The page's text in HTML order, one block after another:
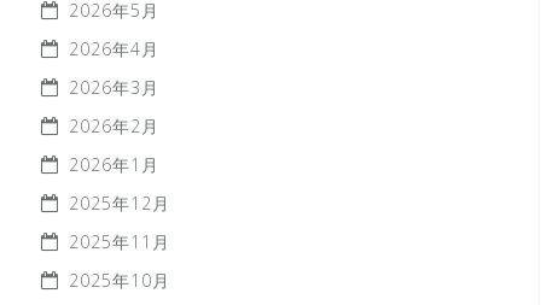
2026年5月
2026年4月
2026年3月
2026年2月
2026年1月
2025年12月
2025年11月
2025年10月